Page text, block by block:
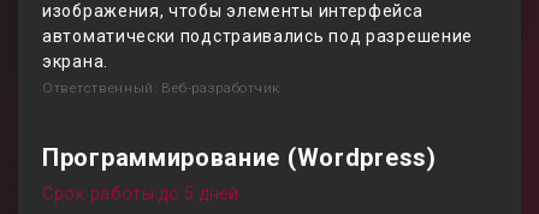
изображения, чтобы элементы интерфейса
автоматически подстраивались под разрешение
экрана.
Ответственный: Веб-разработчик
Программирование (Wordpress)
Срок работы до 5 дней